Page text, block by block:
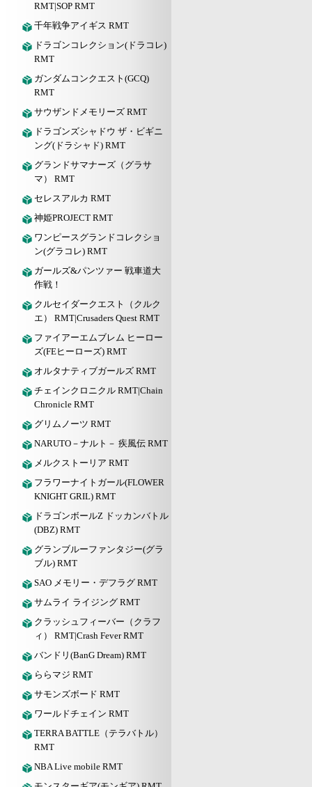
RMT|SOP RMT
千年戦争アイギス RMT
ドラゴンコレクション(ドラコレ)
RMT
ガンダムコンクエスト(GCQ)
RMT
サウザンドメモリーズ RMT
ドラゴンズシャドウ ザ・ビギニ
ング(ドラシャド) RMT
グランドサマナーズ（グラサ
マ） RMT
セレスアルカ RMT
神姫PROJECT RMT
ワンピースグランドコレクショ
ン(グラコレ) RMT
ガールズ&パンツァー 戦車道大
作戦！
クルセイダークエスト（クルク
エ） RMT|Crusaders Quest RMT
ファイアーエムブレム ヒーロー
ズ(FEヒーローズ) RMT
オルタナティブガールズ RMT
チェインクロニクル RMT|Chain
Chronicle RMT
グリムノーツ RMT
NARUTO－ナルト－ 疾風伝 RMT
メルクストーリア RMT
フラワーナイトガール(FLOWER
KNIGHT GRIL) RMT
ドラゴンボールZ ドッカンバトル
(DBZ) RMT
グランブルーファンタジー(グラ
ブル) RMT
SAO メモリー・デフラグ RMT
サムライ ライジング RMT
クラッシュフィーバー（クラフ
ィ） RMT|Crash Fever RMT
バンドリ(BanG Dream) RMT
ららマジ RMT
サモンズボード RMT
ワールドチェイン RMT
TERRA BATTLE（テラバトル）
RMT
NBA Live mobile RMT